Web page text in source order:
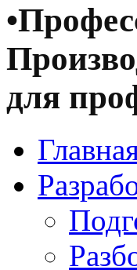
•
для